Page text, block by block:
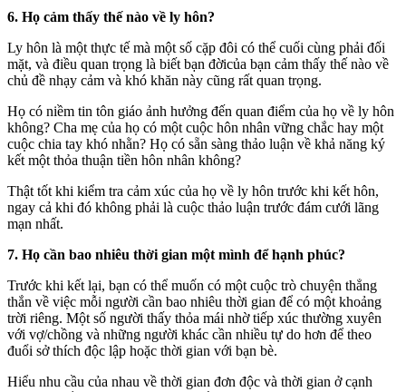
6. Họ cảm thấy thế nào về ly hôn?
Ly hôn là một thực tế mà một số cặp đôi có thể cuối cùng phải đối
mặt, và điều quan trọng là biết bạn đờicủa bạn cảm thấy thế nào về
chủ đề nhạy cảm và khó khăn này cũng rất quan trọng.
Họ có niềm tin tôn giáo ảnh hưởng đến quan điểm của họ về ly hôn
không? Cha mẹ của họ có một cuộc hôn nhân vững chắc hay một
cuộc chia tay khó nhằn? Họ có sẵn sàng thảo luận về khả năng ký
kết một thỏa thuận tiền hôn nhân không?
Thật tốt khi kiểm tra cảm xúc của họ về ly hôn trước khi kết hôn,
ngay cả khi đó không phải là cuộc thảo luận trước đám cưới lãng
mạn nhất.
7. Họ cần bao nhiêu thời gian một mình để hạnh phúc?
Trước khi kết lại, bạn có thể muốn có một cuộc trò chuyện thẳng
thắn về việc mỗi người cần bao nhiêu thời gian để có một khoảng
trời riêng. Một số người thấy thỏa mái nhờ tiếp xúc thường xuyên
với vợ/chồng và những người khác cần nhiều tự do hơn để theo
đuổi sở thích độc lập hoặc thời gian với bạn bè.
Hiểu nhu cầu của nhau về thời gian đơn độc và thời gian ở cạnh